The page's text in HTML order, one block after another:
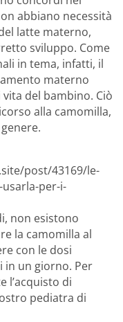
abbiano necessità
latte materno,
sviluppo. Come
in tema, infatti, il
materno
del bambino. Ciò
alla camomilla,
post/43169/le-
per-i-
non esistono
la camomilla al
con le dosi
in un giorno. Per
l’acquisto di
pediatra di